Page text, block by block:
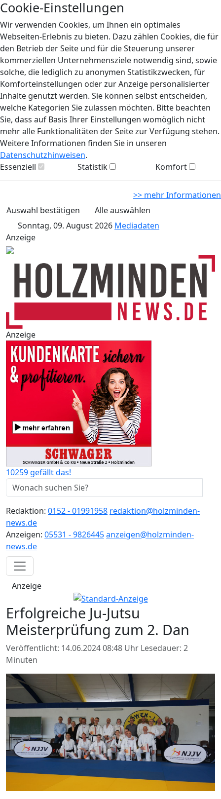
Cookie-Einstellungen
Wir verwenden Cookies, um Ihnen ein optimales
Webseiten-Erlebnis zu bieten. Dazu zählen Cookies, die für
den Betrieb der Seite und für die Steuerung unserer
kommerziellen Unternehmensziele notwendig sind, sowie
solche, die lediglich zu anonymen Statistikzwecken, für
Komforteinstellungen oder zur Anzeige personalisierter
Inhalte genutzt werden. Sie können selbst entscheiden,
welche Kategorien Sie zulassen möchten. Bitte beachten
Sie, dass auf Basis Ihrer Einstellungen womöglich nicht
mehr alle Funktionalitäten der Seite zur Verfügung stehen.
Weitere Informationen finden Sie in unseren
Datenschutzhinweisen.
Essenziell
Statistik Komfort
>> mehr Informationen
Auswahl bestätigen
Alle auswählen
Sonntag, 09. August 2026 Mediadaten
Anzeige
Anzeige
10259 gefällt das!
Redaktion: 0152 - 01991958 redaktion@holzminden-
news.de
Anzeigen: 05531 - 9826445anzeigen@holzminden-
news.de
Anzeige
Erfolgreiche Ju-Jutsu
Meisterprüfung zum 2. Dan
Veröffentlicht: 14.06.2024 08:48 Uhr Lesedauer: 2
Minuten